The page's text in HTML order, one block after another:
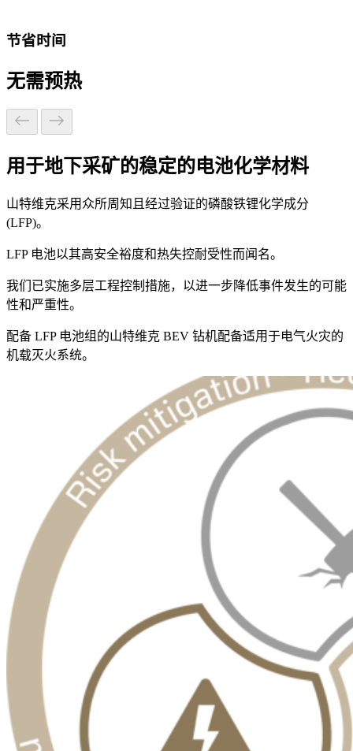
节省时间
无需预热
用于地下采矿的稳定的电池化学材料
山特维克采用众所周知且经过验证的磷酸铁锂化学成分
(LFP)。
LFP 电池以其高安全裕度和热失控耐受性而闻名。
我们已实施多层工程控制措施，以进一步降低事件发生的可能
性和严重性。
配备 LFP 电池组的山特维克 BEV 钻机配备适用于电气火灾的
机载灭火系统。